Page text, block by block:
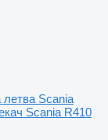
летва Scania
Scania R410